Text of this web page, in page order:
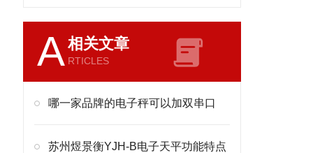
A相关文章
RTICLES
哪一家品牌的电子秤可以加双串口
苏州煜景衡YJH-B电子天平功能特点